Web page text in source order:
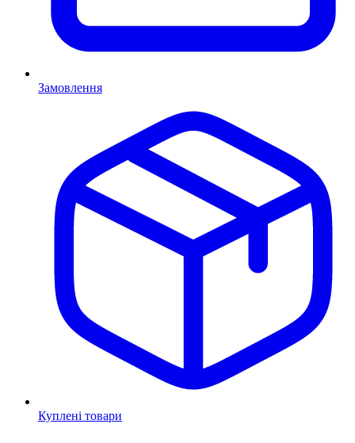
Замовлення
Куплені товари